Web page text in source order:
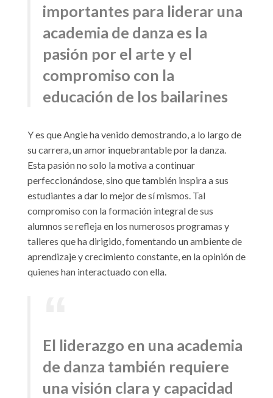
importantes para liderar una
academia de danza es la
pasión por el arte y el
compromiso con la
educación de los bailarines
Y es que Angie ha venido demostrando, a lo largo de
su carrera, un amor inquebrantable por la danza.
Esta pasión no solo la motiva a continuar
perfeccionándose, sino que también inspira a sus
estudiantes a dar lo mejor de sí mismos. Tal
compromiso con la formación integral de sus
alumnos se refleja en los numerosos programas y
talleres que ha dirigido, fomentando un ambiente de
aprendizaje y crecimiento constante, en la opinión de
quienes han interactuado con ella.
El liderazgo en una academia
de danza también requiere
una visión clara y capacidad